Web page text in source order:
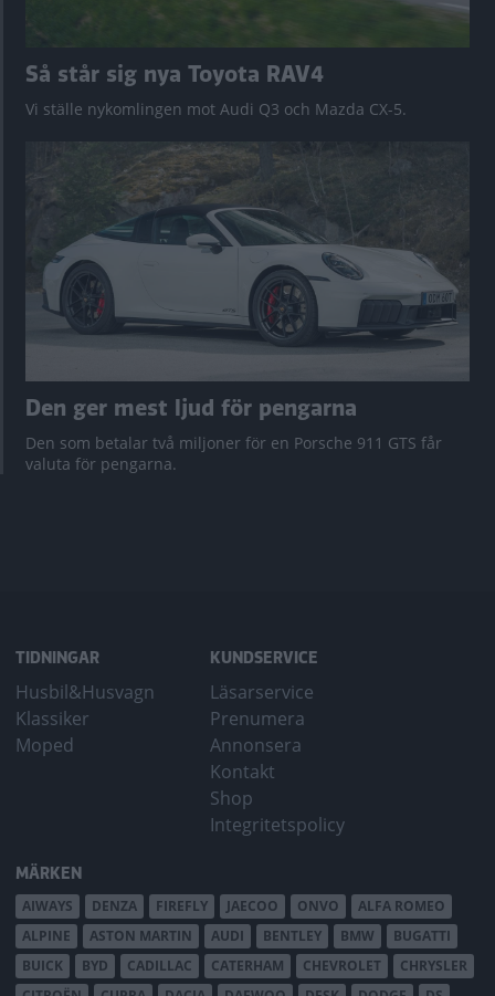
Så står sig nya Toyota RAV4
Vi ställe nykomlingen mot Audi Q3 och Mazda CX-5.
Den ger mest ljud för pengarna
Den som betalar två miljoner för en Porsche 911 GTS får
valuta för pengarna.
TIDNINGAR
Husbil&Husvagn
Klassiker
Moped
KUNDSERVICE
Läsarservice
Prenumera
Annonsera
Kontakt
Shop
Integritetspolicy
MÄRKEN
AIWAYS DENZA FIREFLY JAECOO ONVO
ALFA ROMEO
ALPINE
ASTON MARTIN AUDI BENTLEY BMW
BUGATTI
BUICK
BYD CADILLAC CATERHAM CHEVROLET
CHRYSLER